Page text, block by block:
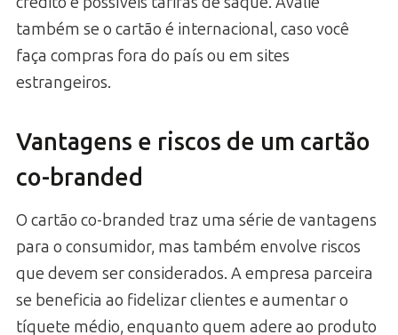
também se o cartão é internacional, caso você
faça compras fora do país ou em sites
estrangeiros.
Vantagens e riscos de um cartão
co-branded
O cartão co-branded traz uma série de vantagens
para o consumidor, mas também envolve riscos
que devem ser considerados. A empresa parceira
se beneficia ao fidelizar clientes e aumentar o
tíquete médio, enquanto quem adere ao produto